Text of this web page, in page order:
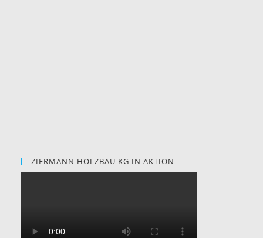
ZIERMANN HOLZBAU KG IN AKTION